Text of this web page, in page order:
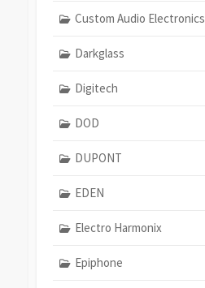
Custom Audio Electronics
Darkglass
Digitech
DOD
DUPONT
EDEN
Electro Harmonix
Epiphone